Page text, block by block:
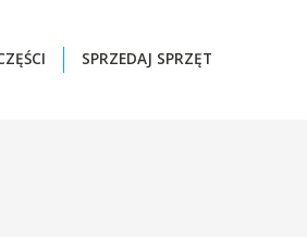
SPRZEDAJ SPRZĘT